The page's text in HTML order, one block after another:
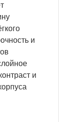
и
и